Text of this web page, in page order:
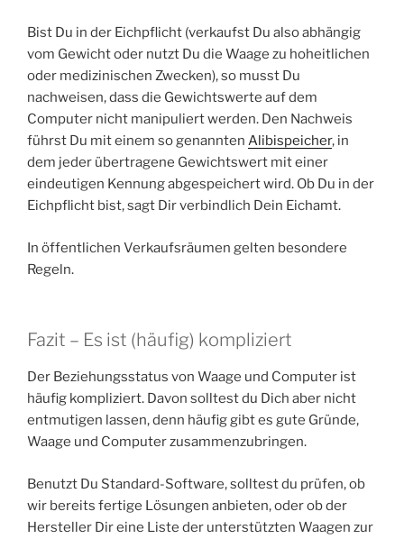
Bist Du in der Eichpflicht (verkaufst Du also abhängig
vom Gewicht oder nutzt Du die Waage zu hoheitlichen
oder medizinischen Zwecken), so musst Du
nachweisen, dass die Gewichtswerte auf dem
Computer nicht manipuliert werden. Den Nachweis
führst Du mit einem so genannten Alibispeicher, in
dem jeder übertragene Gewichtswert mit einer
eindeutigen Kennung abgespeichert wird. Ob Du in der
Eichpflicht bist, sagt Dir verbindlich Dein Eichamt.
In öffentlichen Verkaufsräumen gelten besondere
Regeln.
Fazit – Es ist (häufig) kompliziert
Der Beziehungsstatus von Waage und Computer ist
häufig kompliziert. Davon solltest du Dich aber nicht
entmutigen lassen, denn häufig gibt es gute Gründe,
Waage und Computer zusammenzubringen.
Benutzt Du Standard-Software, solltest du prüfen, ob
wir bereits fertige Lösungen anbieten, oder ob der
Hersteller Dir eine Liste der unterstützten Waagen zur